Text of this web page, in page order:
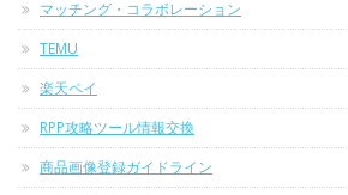
マッチング・コラボレーション
TEMU
楽天ペイ
RPP攻略ツール情報交換
商品画像登録ガイドライン